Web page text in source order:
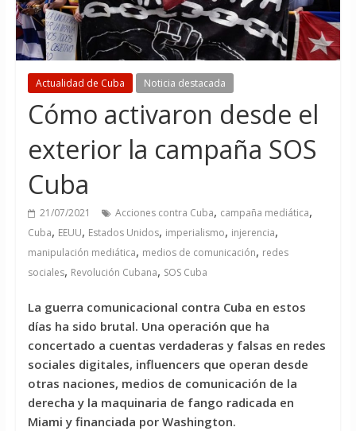
Actualidad de Cuba Noticia destacada
Cómo activaron desde el
exterior la campaña SOS
Cuba
21/07/2021 Acciones contra Cuba, campaña mediática,
Cuba, EEUU, Estados Unidos, imperialismo, injerencia,
manipulación mediática, medios de comunicación, redes
sociales, Revolución Cubana, SOS Cuba
La guerra comunicacional contra Cuba en estos
días ha sido brutal. Una operación que ha
concertado a cuentas verdaderas y falsas en redes
sociales digitales, influencers que operan desde
otras naciones, medios de comunicación de la
derecha y la maquinaria de fango radicada en
Miami y financiada por Washington.